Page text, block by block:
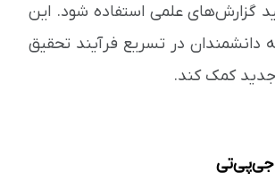
گزارش‌های علمی استفاده شود. این
دانشمندان در تسریع فرآیند تحقیق
کمک کند.
جی‌پی‌تی